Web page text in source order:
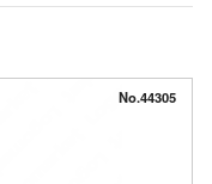
No.44305